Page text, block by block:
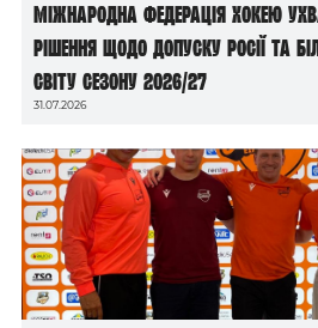
Міжнародна федерація хокею
рішення щодо допуску росії та
світу сезону 2026/27
31.07.2026